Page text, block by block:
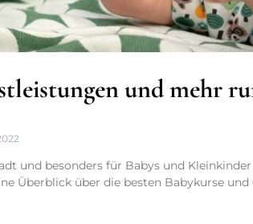
und mehr
und besonders für Babys und
Überblick über die besten Babykurse